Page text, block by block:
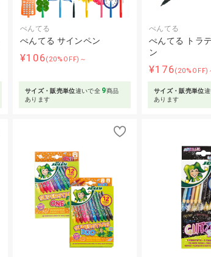
ぺんてる
ぺんてる サインペン
¥106(20%OFF)～
サイズ・販売単位違いで全 9商品
あります
ぺんてる
ぺんてる トラ
ン
¥176(20%OFF)
サイズ・販売単位
あります